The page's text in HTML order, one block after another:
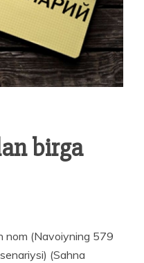
birga
nom (Navoiyning 579
(Sahna